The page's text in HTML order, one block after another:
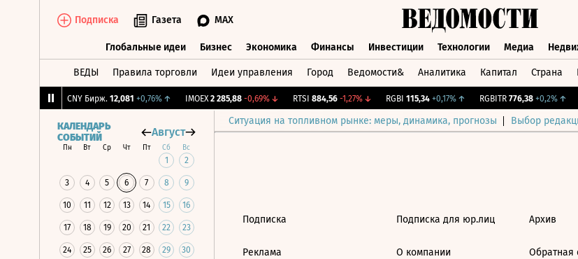
Подписка Газета MAX
Глобальные идеи Бизнес Экономика Финансы Инвестиции Технологии Медиа
ВЕДЫ Правила торговли Идеи управления Город Ведомости& Аналитика Капитал Страна
CNY Бирж. 12,081 +0,76%↑ IMOEX 2 285,88 -0,69%↓ RTSI 884,56 -1,27%↓ RGBI 115,34 +0,17%↑ RGBITR 776,38 +0,2%↑
Ситуация на топливном рынке: меры, динамика, прогнозы Выбор
КАЛЕНДАРЬ
СОБЫТИЙ
Август
Пн Вт Ср Чт Пт Сб Вс
1 2
3 4 5 6 7 8 9
10 11 12 13 14 15 16
17 18 19 20 21 22 23
24 25 26 27 28 29 30
Подписка
Реклама
Подписка для юр.лиц
О компании
Архив
Обратная